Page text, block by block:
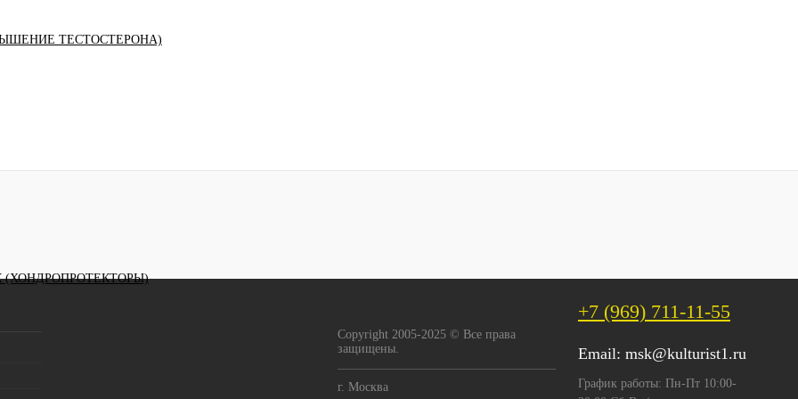
ТЕСТОСТЕРОНА)
(ХОНДРОПРОТЕКТОРЫ)
Copyright 2005-2025 © Все права
защищены.
г. Москва
+7 (969) 711-11-55
Email: msk@kulturist1.ru
График работы: Пн-Пт 10:00-